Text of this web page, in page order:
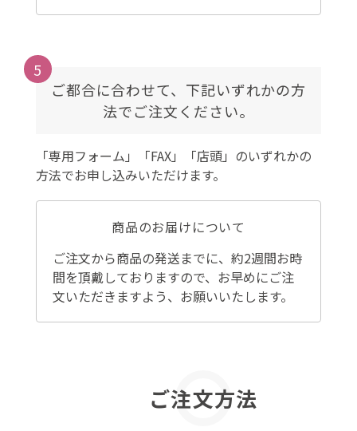
5
ご都合に合わせて、下記いずれかの方
法でご注文ください。
「専用フォーム」「FAX」「店頭」のいずれかの
方法でお申し込みいただけます。
商品のお届けについて
ご注文から商品の発送までに、約2週間お時
間を頂戴しておりますので、お早めにご注
文いただきますよう、お願いいたします。
ご注文方法